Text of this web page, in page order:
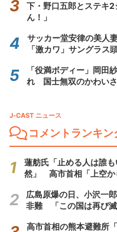
下・野口五郎とステキ
ん！」
サッカー堂安律の美人
「激カワ」サングラス
「役満ボディー」岡田
れ 国士無双のかわいさ
J-CAST ニュース
コメントランキン
蓮舫氏「止める人は誰
然」 高市首相「上空か
広島原爆の日、小沢一
非難 「この国は再び滅
高市首相の熊本避難所